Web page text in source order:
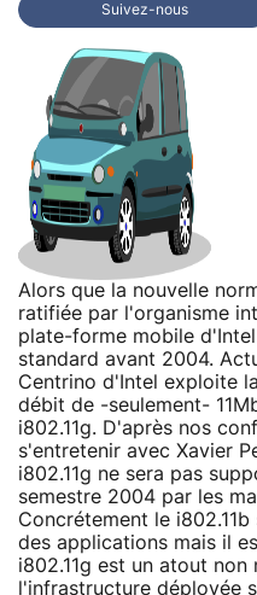
Suivez-nous
Alors que la nouvelle
ratifiée par l'organisme
plate-forme mobile
standard avant 2004.
Centrino d'Intel exploite
débit de -seulement-
i802.11g. D'après nos
s'entretenir avec Xavier
i802.11g ne sera pas
semestre 2004 par les
Concrétement le
des applications mais il
i802.11g est un atout
l'infrastructure déployée